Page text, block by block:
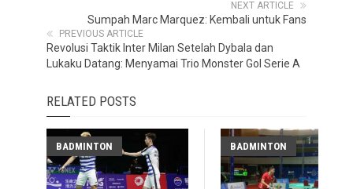
NEXT ARTICLE
Sumpah Marc Marquez: Kembali untuk Fans
PREVIOUS ARTICLE
Revolusi Taktik Inter Milan Setelah Dybala dan
Lukaku Datang: Menyamai Trio Monster Gol Serie A
RELATED POSTS
BADMINTON BADMINTON